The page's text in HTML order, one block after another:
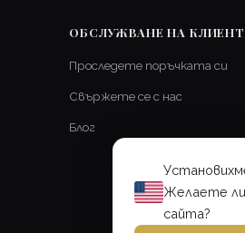
Желаете
сайта?
ОБСЛУЖВАНЕ НА
Проследете поръчката си
Свържете се с нас
Блог